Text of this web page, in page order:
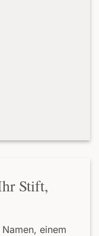
Stift,
einem